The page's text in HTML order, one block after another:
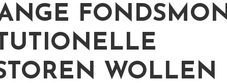
WOLLEN